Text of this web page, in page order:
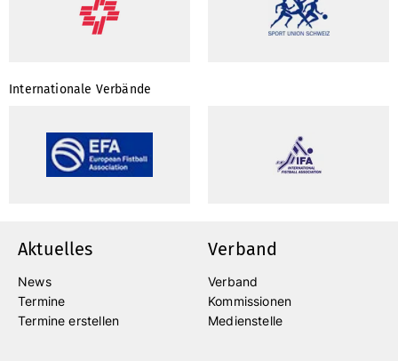
Internationale Verbände
Aktuelles
News
Termine
Termine erstellen
Verband
Verband
Kommissionen
Medienstelle